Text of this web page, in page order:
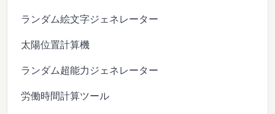
ランダム絵文字ジェネレーター
太陽位置計算機
ランダム超能力ジェネレーター
労働時間計算ツール